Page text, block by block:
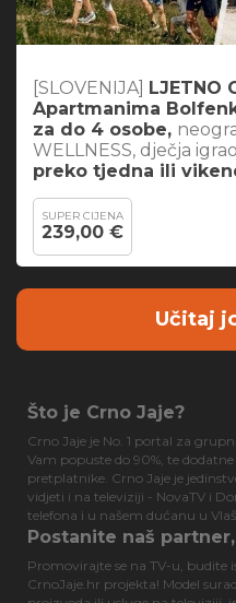
[SLOVENIJA] LJETNO
Apartmanima
za do 4 osobe,
WELLNESS, dječja
preko tjedna ili
SUPER CIJENA
239,00 €
Učitaj
Što je Crno Jaje?
Crno Jaje je No. 1 portal za
Vam popuste do 90%, te
pretplatnike. Crno Jaje je
vidjeti i na televiziji - NovaTV i
telefona i u našem dućanu u
Postanite naš
Promovirajte se na TV-u, budite
CrnoJaje.hr projekta! Model